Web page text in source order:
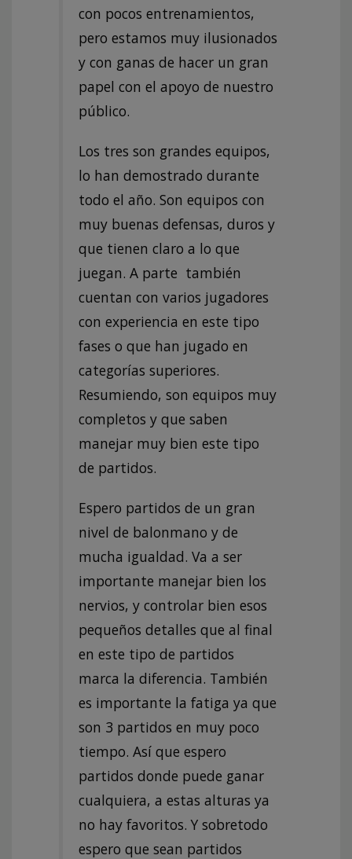
con pocos entrenamientos,
pero estamos muy ilusionados
y con ganas de hacer un gran
papel con el apoyo de nuestro
público.
Los tres son grandes equipos,
lo han demostrado durante
todo el año. Son equipos con
muy buenas defensas, duros y
que tienen claro a lo que
juegan. A parte también
cuentan con varios jugadores
con experiencia en este tipo
fases o que han jugado en
categorías superiores.
Resumiendo, son equipos muy
completos y que saben
manejar muy bien este tipo
de partidos.
Espero partidos de un gran
nivel de balonmano y de
mucha igualdad. Va a ser
importante manejar bien los
nervios, y controlar bien esos
pequeños detalles que al final
en este tipo de partidos
marca la diferencia. También
es importante la fatiga ya que
son 3 partidos en muy poco
tiempo. Así que espero
partidos donde puede ganar
cualquiera, a estas alturas ya
no hay favoritos. Y sobretodo
espero que sean partidos